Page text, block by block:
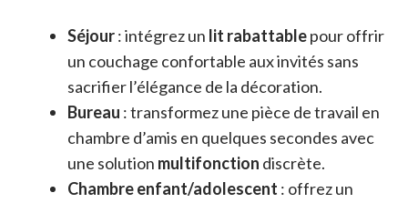
Séjour: intégrez un lit rabattablepour offrir
un couchage confortable aux invités sans
sacrifier l’élégance de la décoration.
Bureau : transformez une pièce de travail en
chambre d’amis en quelques secondes avec
une solution multifonction discrète.
Chambre enfant/adolescent : offrez un